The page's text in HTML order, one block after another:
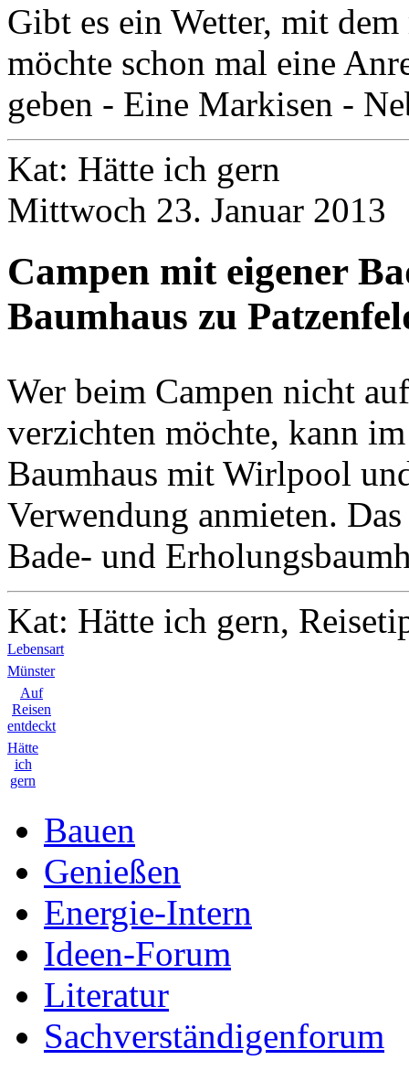
Gibt es ein Wetter, mit
möchte schon mal eine
geben - Eine Markisen -
Kat: Hätte ich gern
Mittwoch 23. Januar 2013
Campen mit eigener
Baumhaus zu
Wer beim Campen nicht
verzichten möchte, kann
Baumhaus mit Wirlpool
Verwendung anmieten.
Bade- und
Kat: Hätte ich gern,
Lebensart
Münster
Auf
Reisen
entdeckt
Hätte
ich
gern
Bauen
Genießen
Energie-Intern
Ideen-Forum
Literatur
Sachverständigenforum